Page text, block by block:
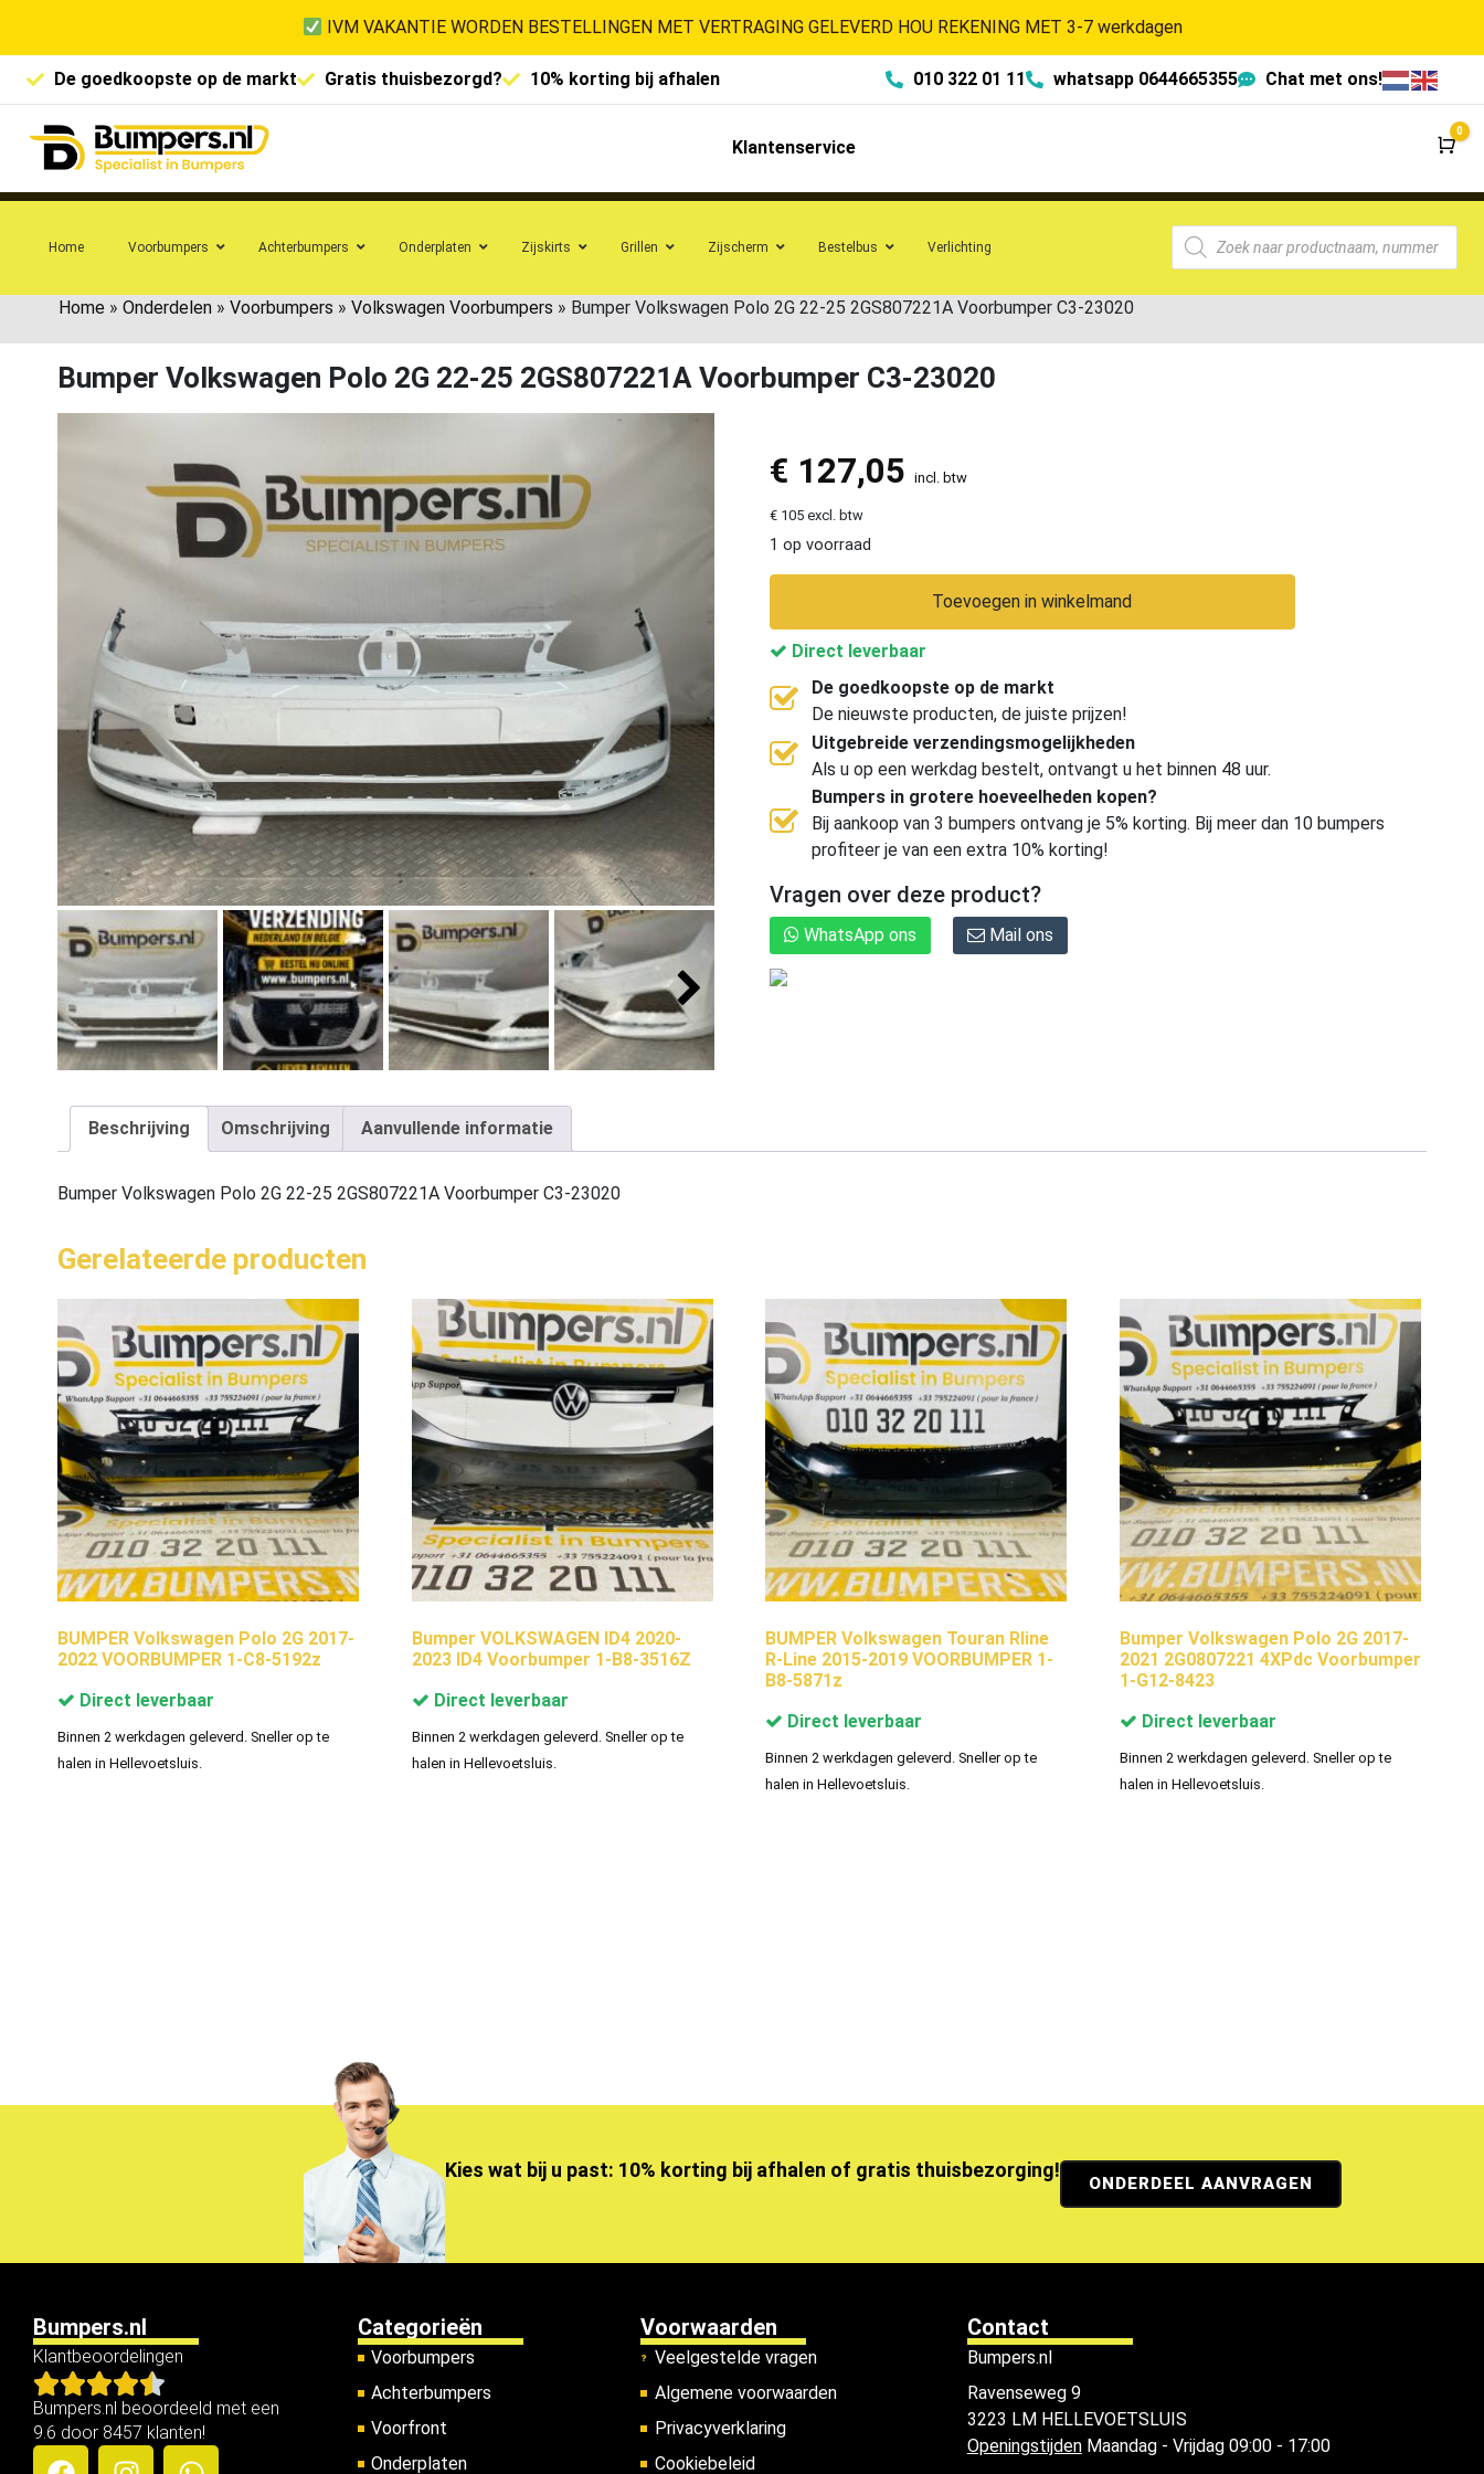
IVM VAKANTIE WORDEN BESTELLINGEN MET VERTRAGING GELEVERD HOU REKENING MET 3-7 werkdagen
De goedkoopste op de markt Gratis thuisbezorgd? 10% korting bij afhalen 010 322 01 11 whatsapp 0644665355 Chat met ons!
Klantenservice
0
Home Voorbumpers Achterbumpers Onderplaten Zijskirts Grillen Zijscherm Bestelbus Verlichting
Home » Onderdelen » Voorbumpers » Volkswagen Voorbumpers » Bumper Volkswagen Polo 2G 22-25 2GS807221A Voorbumper C3-23020
Bumper Volkswagen Polo 2G 22-25 2GS807221A Voorbumper C3-23020
€ 127,05 incl. btw
€ 105 excl. btw
1 op voorraad
Toevoegen in winkelmand
Direct leverbaar
De goedkoopste op de markt
De nieuwste producten, de juiste prijzen!
Uitgebreide verzendingsmogelijkheden
Als u op een werkdag bestelt, ontvangt u het binnen 48 uur.
Bumpers in grotere hoeveelheden kopen?
Bij aankoop van 3 bumpers ontvang je 5% korting. Bij meer dan 10 bumpers
profiteer je van een extra 10% korting!
Vragen over deze product?
WhatsApp ons Mail ons
Beschrijving Omschrijving Aanvullende informatie
Bumper Volkswagen Polo 2G 22-25 2GS807221A Voorbumper C3-23020
Gerelateerde producten
BUMPER Volkswagen Polo 2G 2017-
2022 VOORBUMPER 1-C8-5192z
Direct leverbaar
Binnen 2 werkdagen geleverd. Sneller op te
halen in Hellevoetsluis.
Bumper VOLKSWAGEN ID4 2020-
2023 ID4 Voorbumper 1-B8-3516Z
Direct leverbaar
Binnen 2 werkdagen geleverd. Sneller op te
halen in Hellevoetsluis.
BUMPER Volkswagen Touran Rline
R-Line 2015-2019 VOORBUMPER 1-
B8-5871z
Direct leverbaar
Binnen 2 werkdagen geleverd. Sneller op te
halen in Hellevoetsluis.
Bumper Volkswagen Polo 2G 2017-
2021 2G0807221 4XPdc Voorbumper
1-G12-8423
Direct leverbaar
Binnen 2 werkdagen geleverd. Sneller op te
halen in Hellevoetsluis.
Kies wat bij u past: 10% korting bij afhalen of gratis thuisbezorging!
ONDERDEEL AANVRAGEN
Bumpers.nl
Klantbeoordelingen
Bumpers.nl beoordeeld met een
9.6 door 8457 klanten!
Categorieën
Voorbumpers
Achterbumpers
Voorfront
Onderplaten
Voorwaarden
Veelgestelde vragen
Algemene voorwaarden
Privacyverklaring
Cookiebeleid
Contact
Bumpers.nl
Ravenseweg 9
3223 LM HELLEVOETSLUIS
OpeningstijdenMaandag - Vrijdag 09:00 - 17:00